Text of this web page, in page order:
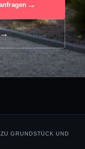
ZU GRUNDSTÜCK UND